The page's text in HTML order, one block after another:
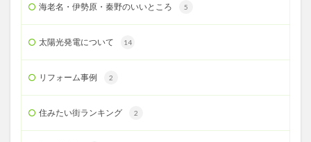
海老名・伊勢原・秦野のいいところ 5
太陽光発電について 14
リフォーム事例 2
住みたい街ランキング 2